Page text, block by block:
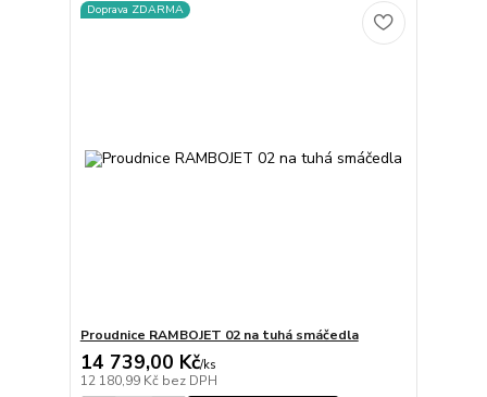
Doprava ZDARMA
Proudnice RAMBOJET 02 na tuhá smáčedla
14 739,00 Kč/ks
12 180,99 Kč bez DPH